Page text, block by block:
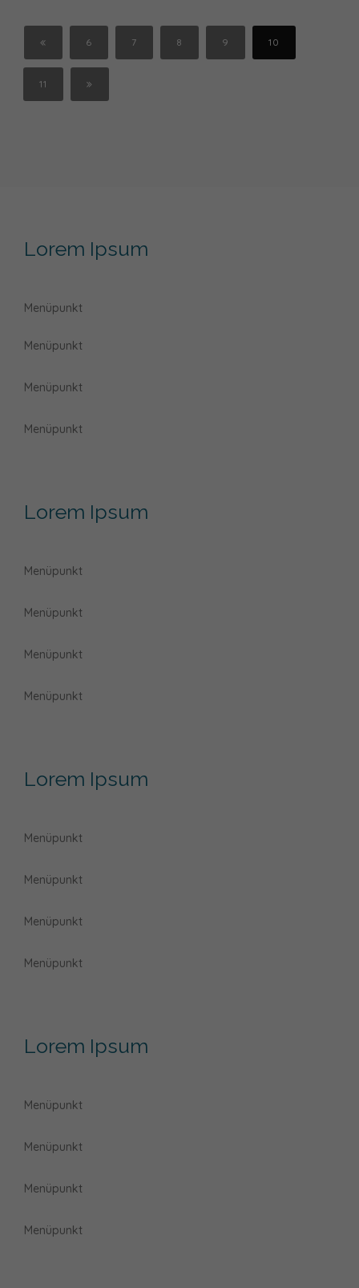
6 7 8 9 10
11
Lorem Ipsum
Menüpunkt
Menüpunkt
Menüpunkt
Menüpunkt
Lorem Ipsum
Menüpunkt
Menüpunkt
Menüpunkt
Menüpunkt
Lorem Ipsum
Menüpunkt
Menüpunkt
Menüpunkt
Menüpunkt
Lorem Ipsum
Menüpunkt
Menüpunkt
Menüpunkt
Menüpunkt